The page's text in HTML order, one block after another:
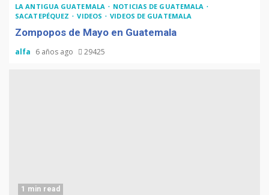
LA ANTIGUA GUATEMALA
NOTICIAS DE GUATEMALA
SACATEPÉQUEZ
VIDEOS VIDEOS DE GUATEMALA
Zompopos de Mayo en Guatemala
alfa 6 años ago 29425
1 min read